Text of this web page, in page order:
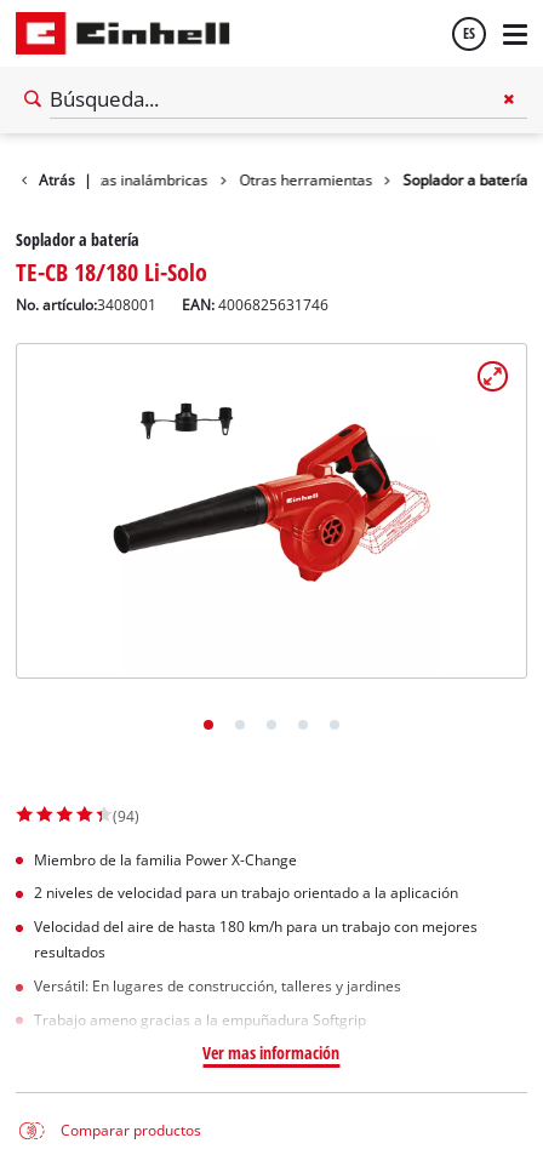
ES
Atrás |
Herramientas inalámbricas Otras herramientas Soplador a batería
Soplador a batería
TE-CB 18/180 Li-Solo
No. artículo:3408001 EAN:4006825631746
(94)
Miembro de la familia Power X-Change
2 niveles de velocidad para un trabajo orientado a la aplicación
Velocidad del aire de hasta 180 km/h para un trabajo con mejores
resultados
Versátil: En lugares de construcción, talleres y jardines
Trabajo ameno gracias a la empuñadura Softgrip
Ver mas información
Comparar productos